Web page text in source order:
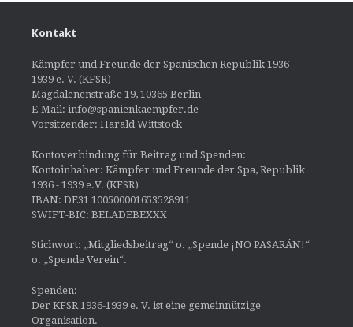
Kontakt
Kämpfer und Freunde der Spanischen Republik 1936–
1939 e. V. (KFSR)
Magdalenenstraße 19, 10365 Berlin
E-Mail: info@spanienkaempfer.de
Vorsitzender: Harald Wittstock
Kontoverbindung für Beitrag und Spenden:
Kontoinhaber: Kämpfer und Freunde der Spa, Republik
1936 - 1939 e.V. (KFSR)
IBAN: DE31 100500001653528911
SWIFT-BIC: BELADEBEXXX
Stichwort: „Mitgliedsbeitrag“ o. „Spende ¡NO PASARÁN!“
o. „Spende Verein“.
Spenden:
Der KFSR 1936-1939 e. V. ist eine gemeinnützige
Organisation.